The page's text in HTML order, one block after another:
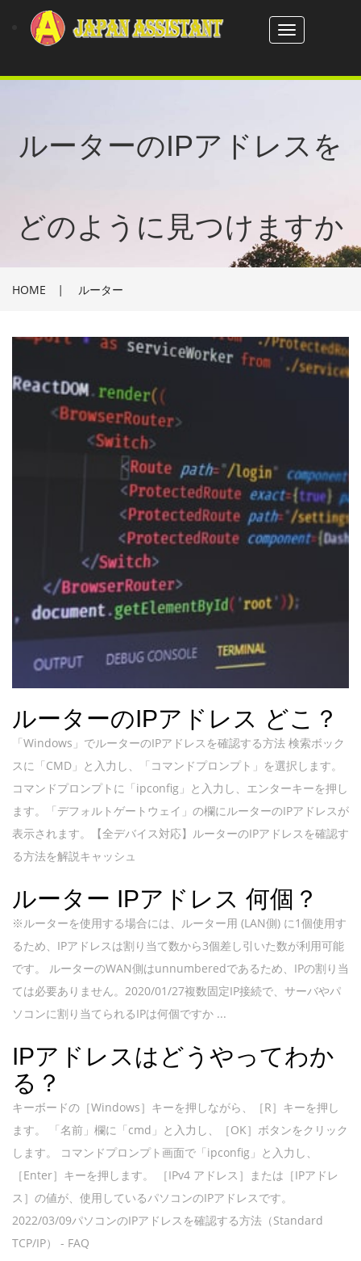
Toggle
navigation
ルーターのIPアドレスを
どのように見つけますか
HOME | ルーター
ルーターのIPアドレス どこ？
「Windows」でルーターのIPアドレスを確認する方法 検索ボック
スに「CMD」と入力し、「コマンドプロンプト」を選択します。
コマンドプロンプトに「ipconfig」と入力し、エンターキーを押し
ます。「デフォルトゲートウェイ」の欄にルーターのIPアドレスが
表示されます。【全デバイス対応】ルーターのIPアドレスを確認す
る方法を解説キャッシュ
ルーター IPアドレス 何個？
※ルーターを使用する場合には、ルーター用 (LAN側) に1個使用す
るため、IPアドレスは割り当て数から3個差し引いた数が利用可能
です。 ルーターのWAN側はunnumberedであるため、IPの割り当
ては必要ありません。2020/01/27複数固定IP接続で、サーバやパ
ソコンに割り当てられるIPは何個ですか ...
IPアドレスはどうやってわか
る？
キーボードの［Windows］キーを押しながら、［R］キーを押し
ます。 「名前」欄に「cmd」と入力し、［OK］ボタンをクリック
します。 コマンドプロンプト画面で「ipconfig」と入力し、
［Enter］キーを押します。 ［IPv4 アドレス］または［IPアドレ
ス］の値が、使用しているパソコンのIPアドレスです。
2022/03/09パソコンのIPアドレスを確認する方法（Standard
TCP/IP） - FAQ